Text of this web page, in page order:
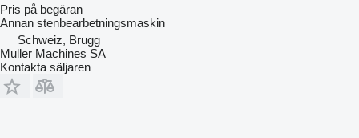
Pris på begäran
Annan stenbearbetningsmaskin
Schweiz, Brugg
Muller Machines SA
Kontakta säljaren